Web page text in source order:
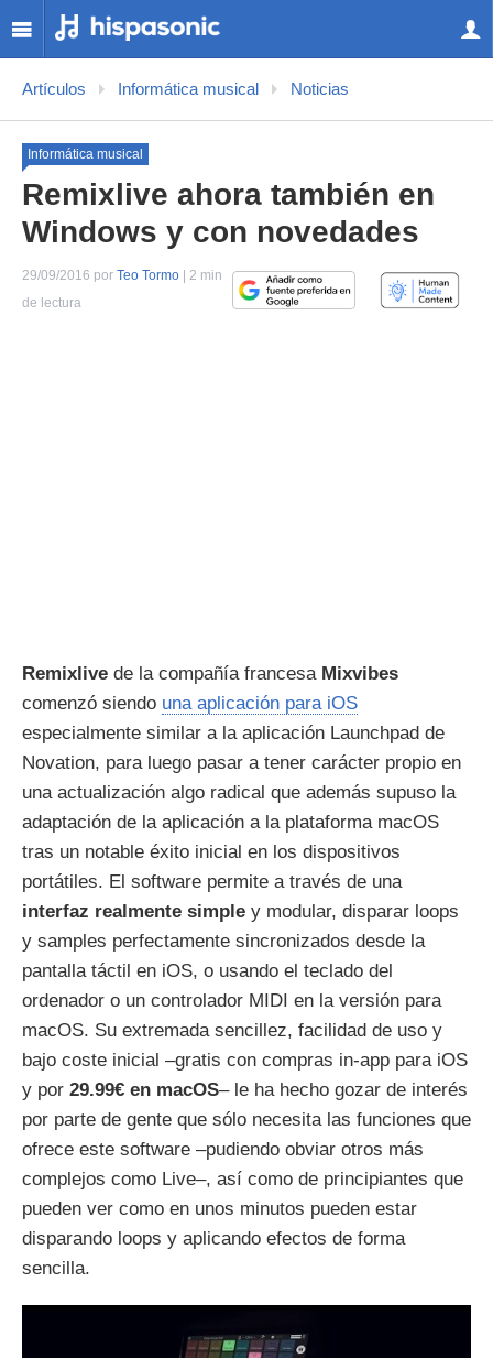
Artículos Informática musical Noticias
Informática musical
Remixlive ahora también en
Windows y con novedades
29/09/2016 por Teo Tormo | 2 min
de lectura
Remixlive de la compañía francesa Mixvibes
comenzó siendo una aplicación para iOS
especialmente similar a la aplicación Launchpad de
Novation, para luego pasar a tener carácter propio en
una actualización algo radical que además supuso la
adaptación de la aplicación a la plataforma macOS
tras un notable éxito inicial en los dispositivos
portátiles. El software permite a través de una
interfaz realmente simple y modular, disparar loops
y samples perfectamente sincronizados desde la
pantalla táctil en iOS, o usando el teclado del
ordenador o un controlador MIDI en la versión para
macOS. Su extremada sencillez, facilidad de uso y
bajo coste inicial –gratis con compras in-app para iOS
y por 29.99€ en macOS– le ha hecho gozar de interés
por parte de gente que sólo necesita las funciones que
ofrece este software –pudiendo obviar otros más
complejos como Live–, así como de principiantes que
pueden ver como en unos minutos pueden estar
disparando loops y aplicando efectos de forma
sencilla.